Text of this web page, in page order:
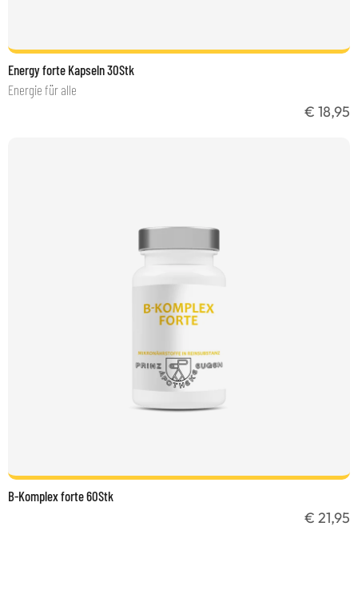
Energy forte Kapseln 30Stk
Energie für alle
€ 18,95
B-Komplex forte 60Stk
€ 21,95